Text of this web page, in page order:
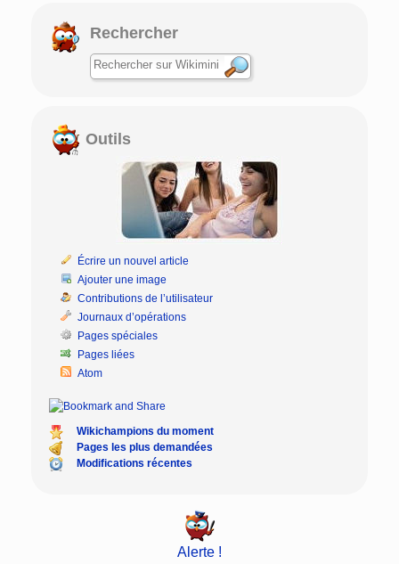
Rechercher
Outils
Écrire un nouvel article
Ajouter une image
Contributions de l’utilisateur
Journaux d’opérations
Pages spéciales
Pages liées
Atom
Wikichampions du moment
Pages les plus demandées
Modifications récentes
Alerte !